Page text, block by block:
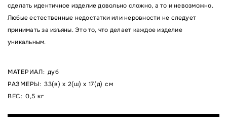
Я согласен на обработку указанных мной персональных данных и с
сделать идентичное изделие довольно сложно, а то и невозможно.
Любые естественные недостатки или неровности не следует
принимать за изъяны. Это то, что делает каждое изделие
уникальным.
МАТЕРИАЛ: дуб
РАЗМЕРЫ: 33(в) x 2(ш) x 17(д) см
ВЕС: 0,5 кг